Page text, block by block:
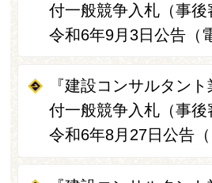
付一般競争入札（事
令和6年9月3日公告（
『建設コンサルタン
付一般競争入札（事
令和6年8月27日公告（